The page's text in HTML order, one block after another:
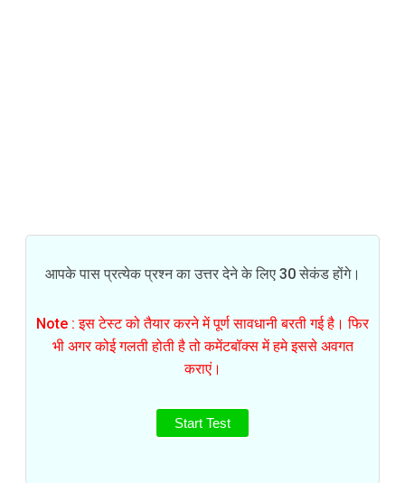
आपके पास प्रत्येक प्रश्न का उत्तर देने के लिए 30 सेकंड होंगे।
Note : इस टेस्ट को तैयार करने में पूर्ण सावधानी बरती गई है। फिर
भी अगर कोई गलती होती है तो कमेंटबॉक्स में हमे इससे अवगत
कराएं।
Start Test